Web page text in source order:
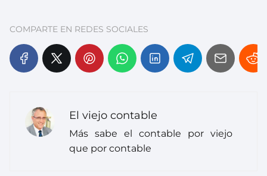
COMPARTE EN REDES SOCIALES
El viejo contable
Más sabe el contable por viejo
que por contable